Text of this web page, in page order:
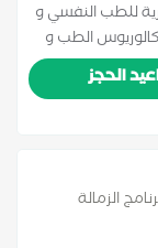
للطب النفسي و
الطب و
المعرفي
الدكتور
الحجز
الزمالة